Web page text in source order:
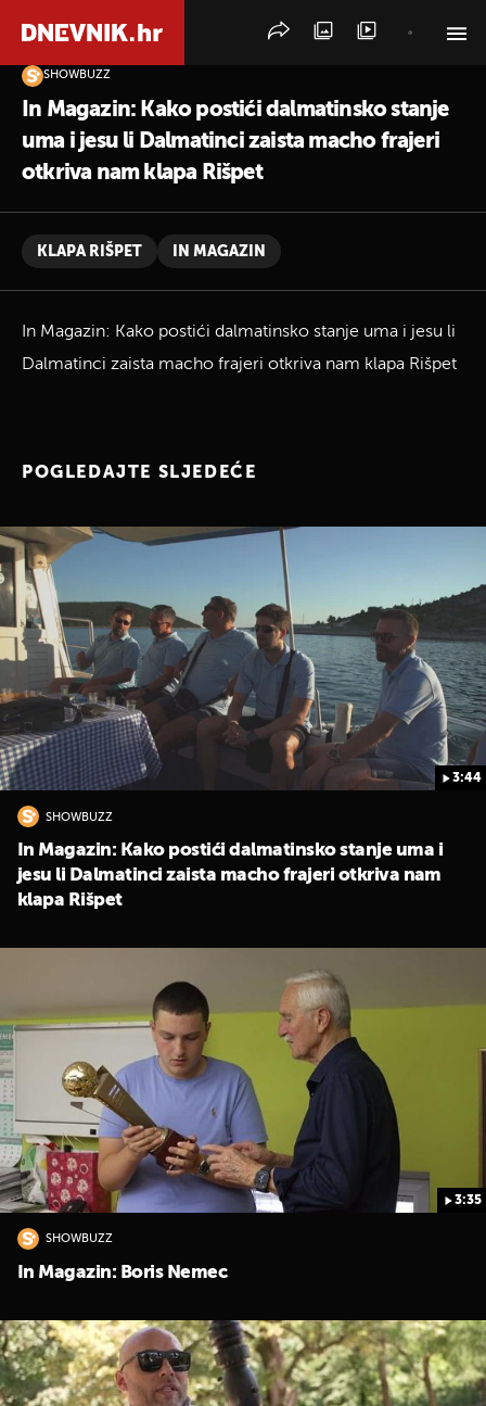
SHOWBUZZ
In Magazin: Kako postići dalmatinsko stanje
uma i jesu li Dalmatinci zaista macho frajeri
otkriva nam klapa Rišpet
KLAPA RIŠPET IN MAGAZIN
In Magazin: Kako postići dalmatinsko stanje uma i jesu li
Dalmatinci zaista macho frajeri otkriva nam klapa Rišpet
POGLEDAJTE SLJEDEĆE
3:44
SHOWBUZZ
In Magazin: Kako postići dalmatinsko stanje uma i
jesu li Dalmatinci zaista macho frajeri otkriva nam
klapa Rišpet
3:35
SHOWBUZZ
In Magazin: Boris Nemec
PRETRAŽITE VIJESTI